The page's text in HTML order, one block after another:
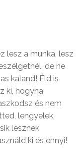
lesz a munka, lesz
de ne
kaland! Éld is
ki, hogyha
és nem
lengyelek,
lesznek
ki és ennyi!